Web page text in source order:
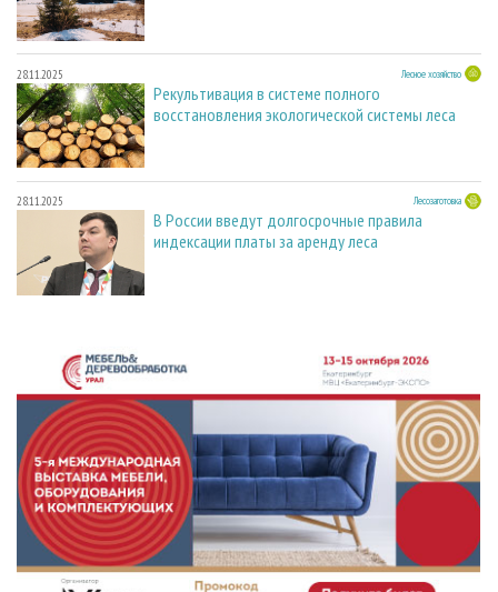
28.11.2025 Лесное хозяйство
Рекультивация в системе полного
восстановления экологической системы леса
28.11.2025 Лесозаготовка
В России введут долгосрочные правила
индексации платы за аренду леса